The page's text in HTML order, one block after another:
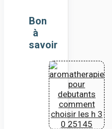
Bon
à
savoir